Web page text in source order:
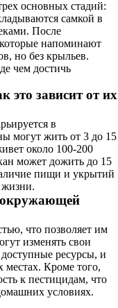
основных стадий:
самкой в
После
напоминают
но без крыльев.
чем достичь
это зависит от их
в
могут жить от 3 до 15
около 100-200
может дожить до 15
пищи и укрытий
жизни.
что позволяет им
изменять свои
ресурсы, и
Кроме того,
к пестицидам, что
условиях.